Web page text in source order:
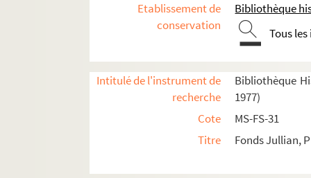
Etablissement de
conservation
Bibliothèque
Tous
Intitulé de l'instrument de
recherche
Bibliothèque
1977)
Cote
MS-FS-31
Titre
Fonds Jullian,